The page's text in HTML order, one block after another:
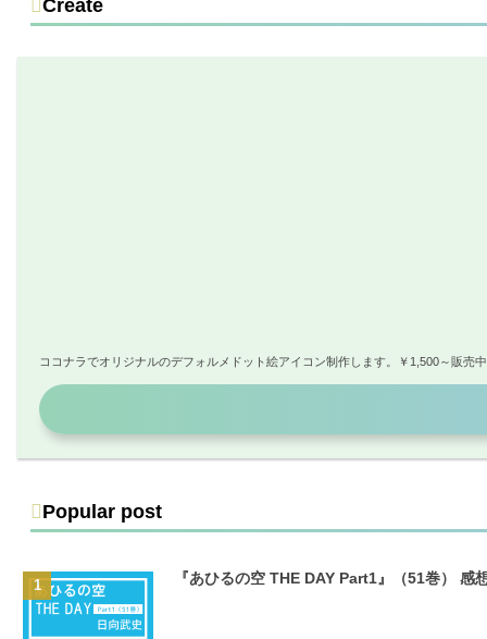
Create
ココナラでオリジナルのデフォルメドット絵アイコン制作します。￥1,500～販売
Popular post
『あひるの空 THE DAY Part1』（51巻） 感